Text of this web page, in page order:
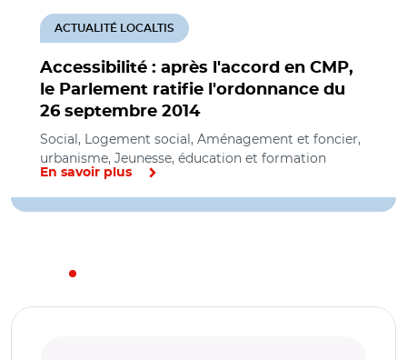
Accessibilité : après l'accord en CMP,
le Parlement ratifie l'ordonnance du
26 septembre 2014
ACTUALITÉ LOCALTIS
Social, Logement social, Aménagement et foncier,
urbanisme, Jeunesse, éducation et formation
En savoir plus